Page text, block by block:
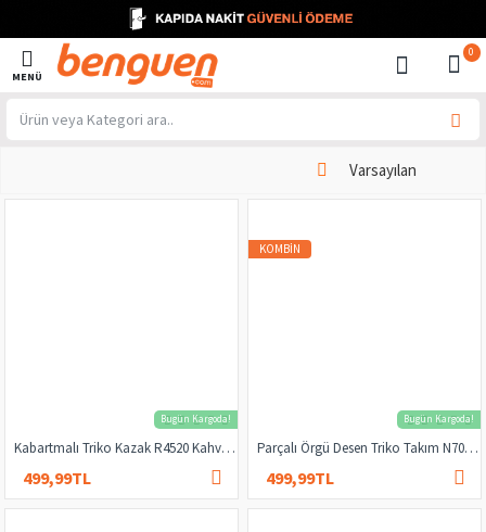
0
Bugün Kargoda!
Kabartmalı Triko Kazak R4520 Kahverengi
499,99TL
Bugün Kargoda!
KOMBIN
Parçalı Örgü Desen Triko Takım N7040 Lacivert
499,99TL